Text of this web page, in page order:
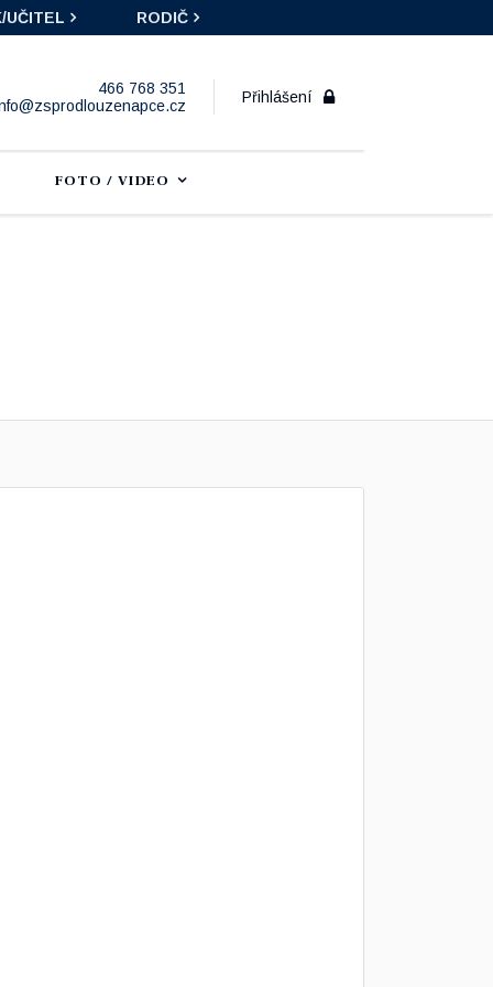
UČITEL RODIČ
Přihlášení
466 768 351
FOTO / VIDEO